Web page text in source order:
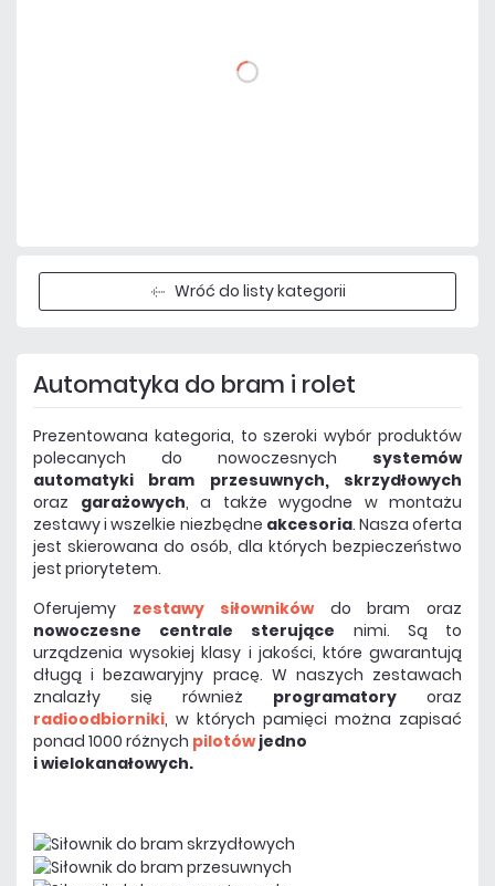
DO KOSZYKA
Wróć do listy kategorii
Automatyka do bram i rolet
Prezentowana kategoria, to szeroki wybór produktów
polecanych do nowoczesnych systemów
automatyki bram przesuwnych, skrzydłowych
oraz garażowych, a także wygodne w montażu
zestawy i wszelkie niezbędne akcesoria. Nasza oferta
jest skierowana do osób, dla których bezpieczeństwo
jest priorytetem.
Oferujemy zestawy siłowników
do bram oraz
nowoczesne centrale sterujące nimi. Są to
urządzenia wysokiej klasy i jakości, które gwarantują
długą i bezawaryjny pracę. W naszych zestawach
znalazły się również programatory oraz
radioodbiorniki, w których pamięci można zapisać
ponad 1000 różnych pilotów jedno
i wielokanałowych.